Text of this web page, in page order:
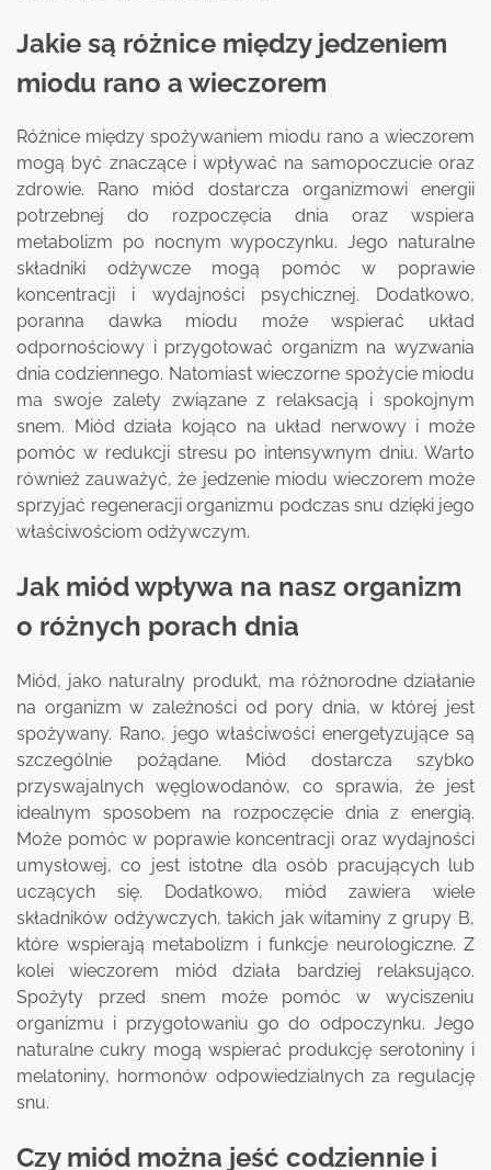
Jakie są różnice między jedzeniem
miodu rano a wieczorem
Różnice między spożywaniem miodu rano a wieczorem
mogą być znaczące i wpływać na samopoczucie oraz
zdrowie. Rano miód dostarcza organizmowi energii
potrzebnej do rozpoczęcia dnia oraz wspiera
metabolizm po nocnym wypoczynku. Jego naturalne
składniki odżywcze mogą pomóc w poprawie
koncentracji i wydajności psychicznej. Dodatkowo,
poranna dawka miodu może wspierać układ
odpornościowy i przygotować organizm na wyzwania
dnia codziennego. Natomiast wieczorne spożycie miodu
ma swoje zalety związane z relaksacją i spokojnym
snem. Miód działa kojąco na układ nerwowy i może
pomóc w redukcji stresu po intensywnym dniu. Warto
również zauważyć, że jedzenie miodu wieczorem może
sprzyjać regeneracji organizmu podczas snu dzięki jego
właściwościom odżywczym.
Jak miód wpływa na nasz organizm
o różnych porach dnia
Miód, jako naturalny produkt, ma różnorodne działanie
na organizm w zależności od pory dnia, w której jest
spożywany. Rano, jego właściwości energetyzujące są
szczególnie pożądane. Miód dostarcza szybko
przyswajalnych węglowodanów, co sprawia, że jest
idealnym sposobem na rozpoczęcie dnia z energią.
Może pomóc w poprawie koncentracji oraz wydajności
umysłowej, co jest istotne dla osób pracujących lub
uczących się. Dodatkowo, miód zawiera wiele
składników odżywczych, takich jak witaminy z grupy B,
które wspierają metabolizm i funkcje neurologiczne. Z
kolei wieczorem miód działa bardziej relaksująco.
Spożyty przed snem może pomóc w wyciszeniu
organizmu i przygotowaniu go do odpoczynku. Jego
naturalne cukry mogą wspierać produkcję serotoniny i
melatoniny, hormonów odpowiedzialnych za regulację
snu.
Czy miód można jeść codziennie i